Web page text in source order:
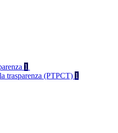
1
trasparenza (PTPCT) 1